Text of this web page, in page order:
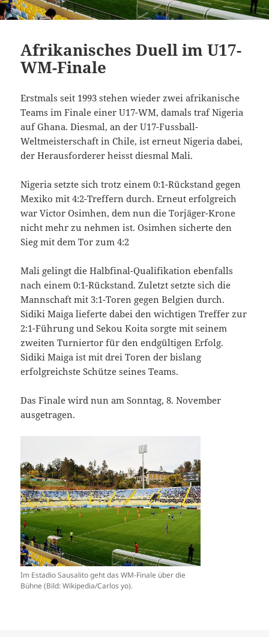
Afrikanisches Duell im U17-
WM-Finale
Erstmals seit 1993 stehen wieder zwei afrikanische
Teams im Finale einer U17-WM, damals traf Nigeria
auf Ghana. Diesmal, an der U17-Fussball-
Weltmeisterschaft in Chile, ist erneut Nigeria dabei,
der Herausforderer heisst diesmal Mali.
Nigeria setzte sich trotz einem 0:1-Rückstand gegen
Mexiko mit 4:2-Treffern durch. Erneut erfolgreich
war Victor Osimhen, dem nun die Torjäger-Krone
nicht mehr zu nehmen ist. Osimhen sicherte den
Sieg mit dem Tor zum 4:2
Mali gelingt die Halbfinal-Qualifikation ebenfalls
nach einem 0:1-Rückstand. Zuletzt setzte sich die
Mannschaft mit 3:1-Toren gegen Belgien durch.
Sidiki Maiga lieferte dabei den wichtigen Treffer zur
2:1-Führung und Sekou Koita sorgte mit seinem
zweiten Turniertor für den endgültigen Erfolg.
Sidiki Maiga ist mit drei Toren der bislang
erfolgreichste Schütze seines Teams.
Das Finale wird nun am Sonntag, 8. November
ausgetragen.
Im Estadio Sausalito geht das WM-Finale über die
Bühne (Bild: Wikipedia/Carlos yo).